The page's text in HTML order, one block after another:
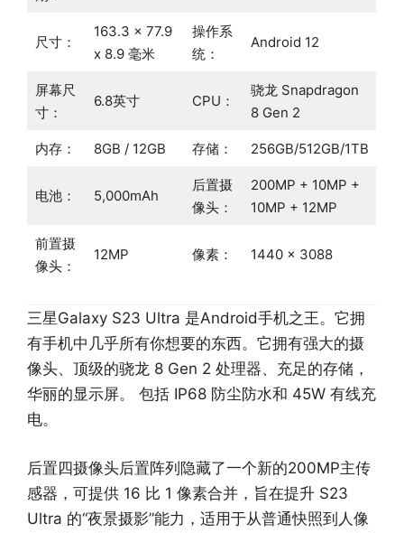
尺寸：
163.3 x 77.9
x 8.9 毫米
操作系
统：
Android 12
屏幕尺
寸：
6.8英寸 CPU：
骁龙 Snapdragon
8 Gen 2
内存： 8GB / 12GB 存储： 256GB/512GB/1TB
电池： 5,000mAh
后置摄
像头：
200MP + 10MP +
10MP + 12MP
前置摄
像头：
12MP 像素： 1440 x 3088
三星Galaxy S23 Ultra 是Android手机之王。它拥
有手机中几乎所有你想要的东西。它拥有强大的摄
像头、顶级的骁龙 8 Gen 2 处理器、充足的存储，
华丽的显示屏。 包括 IP68 防尘防水和 45W 有线充
电。
后置四摄像头后置阵列隐藏了一个新的200MP主传
感器，可提供 16 比 1 像素合并，旨在提升 S23
Ultra 的“夜景摄影”能力，适用于从普通快照到人像